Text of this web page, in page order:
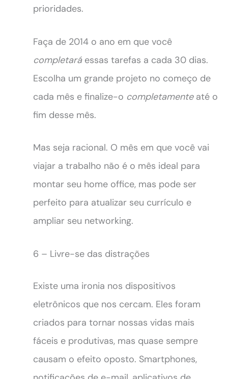
prioridades.
Faça de 2014 o ano em que você
completaráessas tarefas a cada 30 dias.
Escolha um grande projeto no começo de
cada mês e finalize-o completamenteaté o
fim desse mês.
Mas seja racional. O mês em que você vai
viajar a trabalho não é o mês ideal para
montar seu home office, mas pode ser
perfeito para atualizar seu currículo e
ampliar seu networking.
6 – Livre-se das distrações
Existe uma ironia nos dispositivos
eletrônicos que nos cercam. Eles foram
criados para tornar nossas vidas mais
fáceis e produtivas, mas quase sempre
causam o efeito oposto. Smartphones,